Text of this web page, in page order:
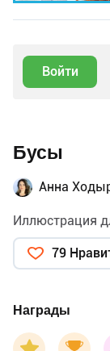
Войти
Бусы
Анна
Иллюстрация
79
Награды